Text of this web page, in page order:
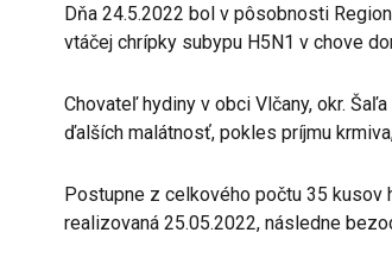
Dňa 24.5.2022 bol v pôsobnosti
vtáčej chrípky subypu H5N1 v chove
Chovateľ hydiny v obci Vlčany, okr.
ďalších malátnosť, pokles príjmu
Postupne z celkového počtu 35 kusov
realizovaná 25.05.2022, následne